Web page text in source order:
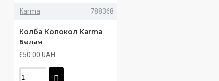
Karma 788368
Колба Колокол Karma
Белая
650.00 UAH